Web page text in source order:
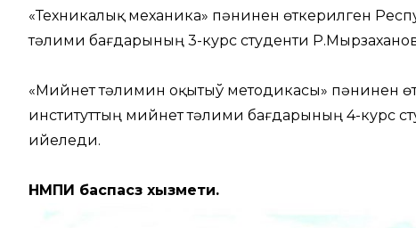
«Техникалық механика» пәнинен өткерилген
тәлими бағдарының 3-курс студенти
«Мийнет тәлимин оқытыў методикасы» пәнинен
институттың мийнет тәлими бағдарының 4-курс
ийеледи.
НМПИ баспасөз хызмети.